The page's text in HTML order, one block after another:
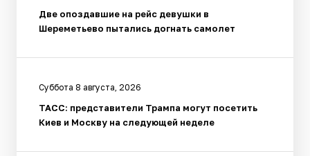
Две опоздавшие на рейс девушки в
Шереметьево пытались догнать самолет
Суббота 8 августа, 2026
ТАСС: представители Трампа могут посетить
Киев и Москву на следующей неделе